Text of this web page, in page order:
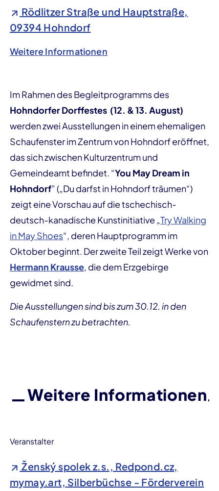
Rödlitzer Straße und Hauptstraße,
09394 Hohndorf
Weitere Informationen
Im Rahmen des Begleitprogramms des
Hohndorfer Dorffestes (12. & 13. August)
werden zwei Ausstellungen in einem ehemaligen
Schaufenster im Zentrum von Hohndorf eröffnet,
das sich zwischen Kulturzentrum und
Gemeindeamt befindet. “You May Dream in
Hohndorf” („Du darfst in Hohndorf träumen“)
zeigt eine Vorschau auf die tschechisch-
deutsch-kanadische Kunstinitiative „Try Walking
in May Shoes“, deren Hauptprogramm im
Oktober beginnt. Der zweite Teil zeigt Werke von
Hermann Krausse, die dem Erzgebirge
gewidmet sind.
Die Ausstellungen sind bis zum 30.12. in den
Schaufenstern zu betrachten.
Weitere Informationen
Veranstalter
Ženský spolek z.s., Redpond.cz,
mymay.art, Silberbüchse - Förderverein